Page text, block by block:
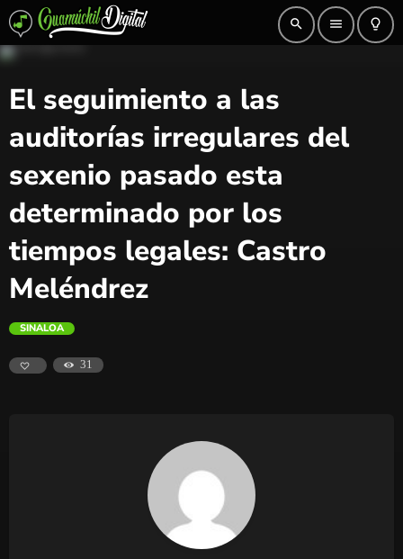
search menu lightbulb_outline
El seguimiento a las
auditorías irregulares del
sexenio pasado esta
determinado por los
tiempos legales: Castro
Meléndrez
SINALOA
31